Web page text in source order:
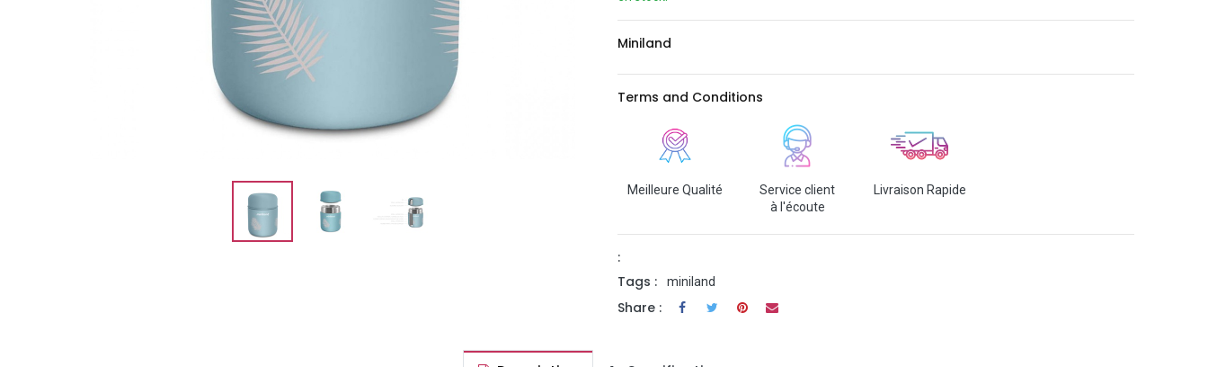
Miniland
Terms and Conditions
Meilleure Qualité
Service client
à l'écoute
Livraison Rapide
:
Tags :
miniland
Share :